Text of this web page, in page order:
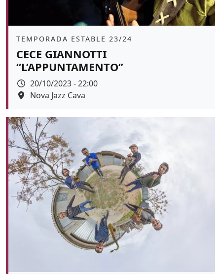
Àmbit
TEMPORADA ESTABLE 23/24
CECE GIANNOTTI
“L’APPUNTAMENTO”
Data
20/10/2023 - 22:00
Espai
Nova Jazz Cava